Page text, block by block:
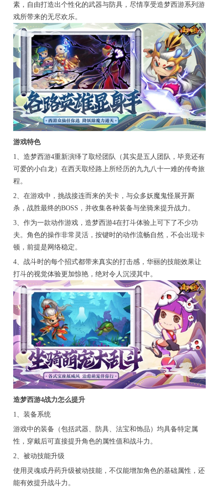
素，自由打造出个性化的武器与防具，尽情享受造梦西游系列游
戏所带来的无尽欢乐。
游戏特色
1、造梦西游4重新演绎了取经团队（其实是五人团队，毕竟还有
可爱的小白龙）在西天取经路上所经历的九九八十一难的传奇旅
程。
2、在游戏中，挑战接连而来的关卡，与众多妖魔鬼怪展开厮
杀，战胜最终的BOSS，并收集各种装备与坐骑来提升战力。
3、作为一款动作游戏，造梦西游4在打斗体验上可下了不少功
夫。角色的操作非常灵活，按键时的动作流畅自然，不会出现卡
顿，前提是网络稳定。
4、战斗时的每个招式都带来真实的打击感，华丽的技能效果让
打斗的视觉体验更加惊艳，绝对令人沉浸其中。
造梦西游4战力怎么提升
1、装备系统
游戏中的装备（包括武器、防具、法宝和饰品）均具备特定属
性，穿戴后可直接提升角色的属性值和战斗力。
2、被动技能升级
使用灵魂或丹药升级被动技能，不仅能增加角色的基础属性，还
能有效提升战斗力。